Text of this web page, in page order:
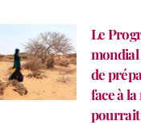
Le
mondial
de
face à
pourrait